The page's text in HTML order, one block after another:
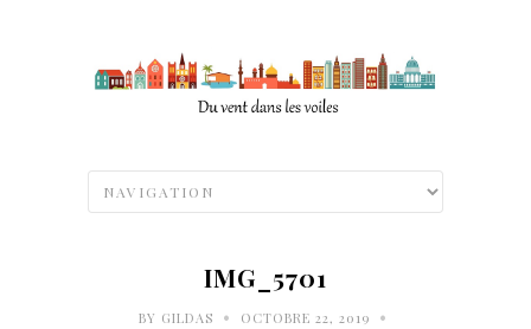
IMG_5701
BY GILDAS • OCTOBRE 22, 2019 •